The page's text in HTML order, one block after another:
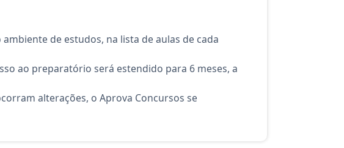
de estudos, na lista de aulas de cada
ao preparatório será estendido para 6 meses, a
alterações, o Aprova Concursos se